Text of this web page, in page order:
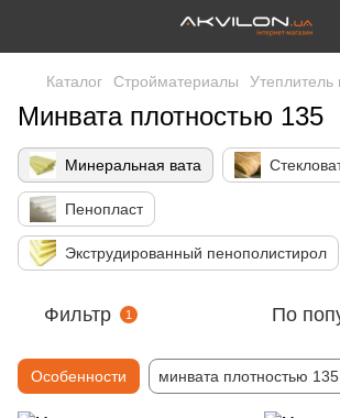
Каталог Стройматериалы Утеплитель
Минвата плотностью 135
Минеральная вата
Пенопласт
Экструдированный пенополистирол
Фильтр 1 По
Особенности минвата плотностью 135